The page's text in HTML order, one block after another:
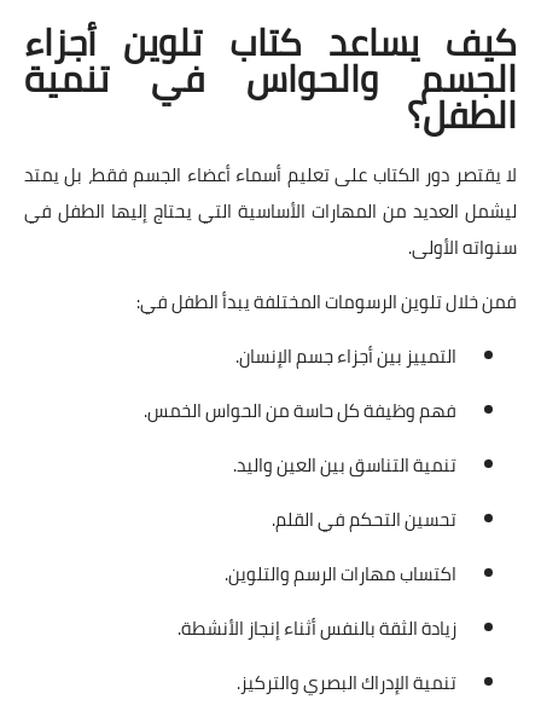
كيف يساعد كتاب تلوين أجزاء
الجسم والحواس في تنمية
الطفل؟
لا يقتصر دور الكتاب على تعليم أسماء أعضاء الجسم فقط، بل يمتد
ليشمل العديد من المهارات الأساسية التي يحتاج إليها الطفل في
سنواته الأولى.
فمن خلال تلوين الرسومات المختلفة يبدأ الطفل في:
التمييز بين أجزاء جسم الإنسان.
فهم وظيفة كل حاسة من الحواس الخمس.
تنمية التناسق بين العين واليد.
تحسين التحكم في القلم.
اكتساب مهارات الرسم والتلوين.
زيادة الثقة بالنفس أثناء إنجاز الأنشطة.
تنمية الإدراك البصري والتركيز.